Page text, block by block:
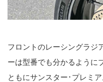
フロントのレーシングラジ
ーは型番でも分かるように
ともにサンスター･プレミ